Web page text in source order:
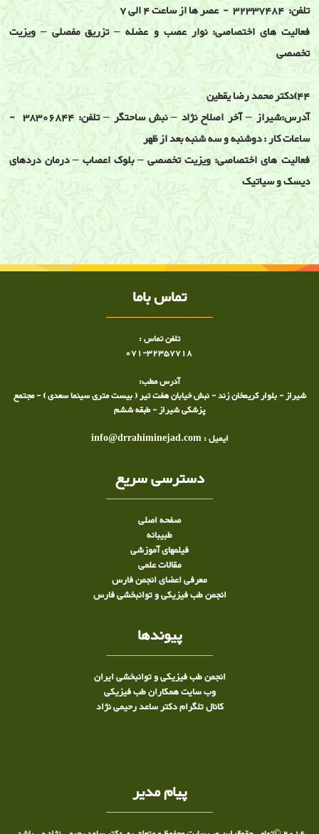
تلفن: 32337484 - عصر ها از ساعت 4 الی 7
فعالیت های اختصاصی: نوار عصب و عضله – تزریق مفصلی – ویزیت
تخصصی
44)دکتر محمد رضا یقطین
آدرس:شیراز – آخر اصلاح نژاد – نبش ساحتگر – تلفن: 38306844 -
ساعات کار : دوشنبه و سه شنبه بعد از ظهر
فعالیت های اختصاصی: ویزیت تخصصی – بلوک اعصاب – درمان دردهای
دیسک و سیاتیک
تماس باما
تلفن تماس :
071-32357718
آدرس مطب:
شیراز - بلوار کریمخان زند - نبش خیابان هفت تیر ( بیست متری سینما سعدی ) - مجتمع
پزشکی شیراز - طبقه ششم
ایمیل : info@drrahiminejad.com
دسترسی سریع
صفحه اصلی
طبيبانه
فیلمهای آموزشی
مقالات علمی
معرفی اعضای انجمن فارس
انجمن طب فیزیکی و توانبخشی فارس
پیوندها
انجمن طب فیزیکی و توانبخشی ایران
وب سایت همکاران طب فیزیکی
کانال تلگرام دکتر ساعد رحیمی نژاد
پیام مدیر